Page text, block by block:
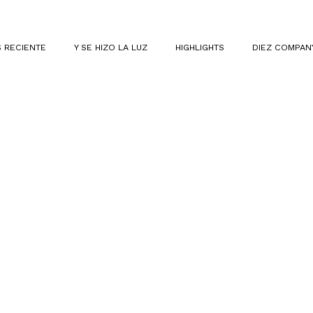
RECIENTE Y SE HIZO LA LUZ HIGHLIGHTS DIEZ